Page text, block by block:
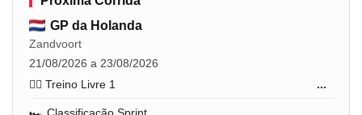
GP da Holanda
Zandvoort
21/08/2026 a 23/08/2026
🏋️‍♂️ Treino Livre 1
...
🏎️ Classificação Sprint ...